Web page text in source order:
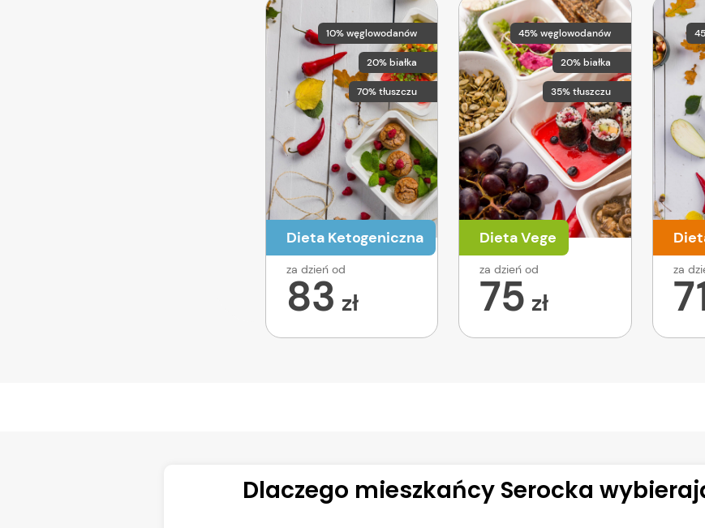
10% węglowodanów
20% białka
70% tłuszczu
Dieta Ketogeniczna
za dzień od
83 zł
45% węglowodanów
20% białka
35% tłuszczu
Dieta Vege
za dzień od
75 zł
za
Dlaczego mieszkańcy Serocka